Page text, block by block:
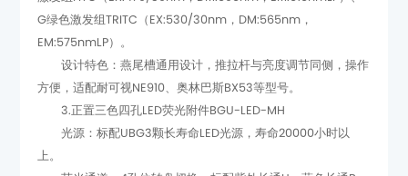
EM:575nmLP）。
方便，适配耐可视NE910、奥林巴斯BX53等型号。
3.正置三色四孔LED荧光附件BGU-LED-MH
上。